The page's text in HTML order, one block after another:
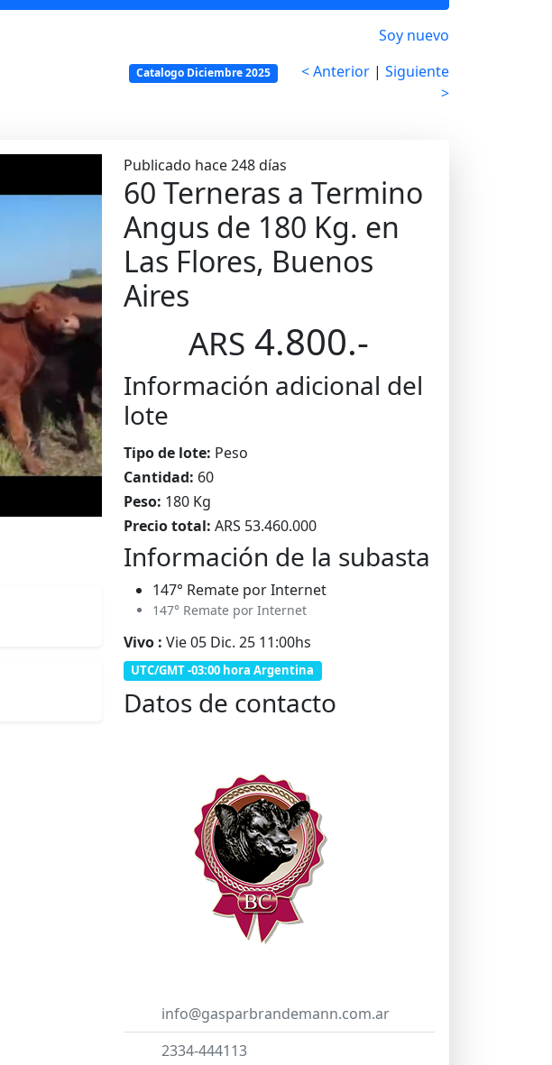
Soy nuevo
Catalogo Diciembre 2025 < Anterior | Siguiente
>
Publicado hace 248 días
60 Terneras a Termino
Angus de 180 Kg. en
Las Flores, Buenos
Aires
ARS 4.800.-
Información adicional del
lote
Tipo de lote: Peso
Cantidad: 60
Peso: 180 Kg
Precio total: ARS 53.460.000
Información de la subasta
147° Remate por Internet
147° Remate por Internet
Vivo : Vie 05 Dic. 25 11:00hs
UTC/GMT -03:00 hora Argentina
Datos de contacto
info@gasparbrandemann.com.ar
2334-444113